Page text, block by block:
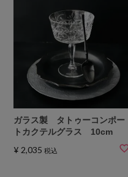
ガラス製 タトゥーコンポー
トカクテルグラス 10cm
¥ 2,035 税込